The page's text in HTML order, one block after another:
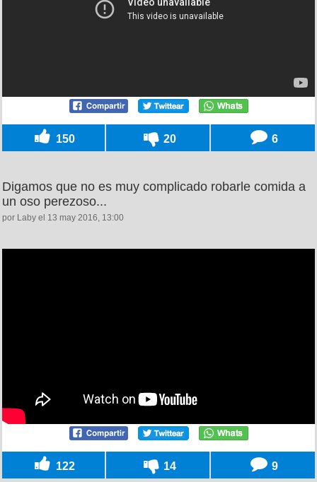
150 20 6
Digamos que no es muy complicado robarle comida a
un oso perezoso...
por Laby el 13 may 2016, 13:00
122 14 9